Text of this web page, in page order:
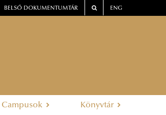
BELSŐ DOKUMENTUMTÁR ENG
Campusok Könyvtár